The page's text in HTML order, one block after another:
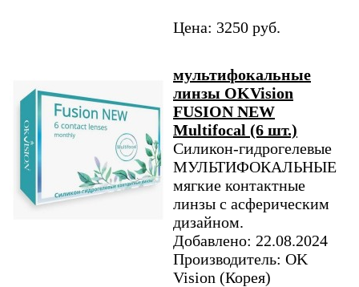
Цена: 3250 руб.
мультифокальные
линзы OKVision
FUSION NEW
Multifocal (6 шт.)
Силикон-гидрогелевые
МУЛЬТИФОКАЛЬНЫЕ
мягкие контактные
линзы с асферическим
дизайном.
Добавлено: 22.08.2024
Производитель: OK
Vision (Корея)